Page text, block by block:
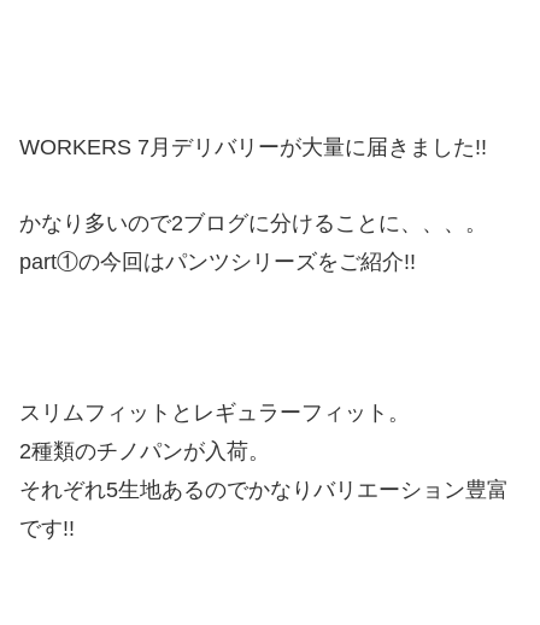
WORKERS 7月デリバリーが大量に届きました!!
かなり多いので2ブログに分けることに、、、。
part①の今回はパンツシリーズをご紹介!!
スリムフィットとレギュラーフィット。
2種類のチノパンが入荷。
それぞれ5生地あるのでかなりバリエーション豊富
です!!